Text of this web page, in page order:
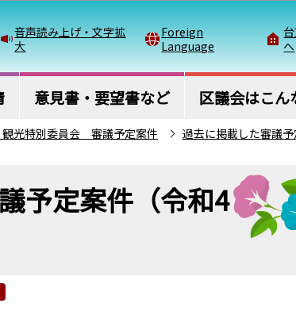
このページの本文へ移動
音声読み上げ・文字拡
大
Foreign
Language
へ
意見書・要望書など 区議会はこん
観光特別委員会 審議予定案件
過去に掲載した審議
予定案件（令和4